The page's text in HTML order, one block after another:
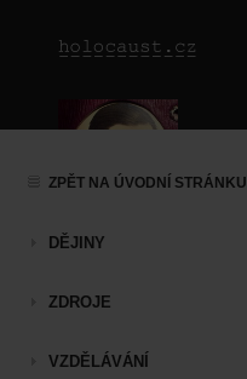
ZPĚT NA ÚVODNÍ STRÁNKU
DĚJINY
ZDROJE
VZDĚLÁVÁNÍ